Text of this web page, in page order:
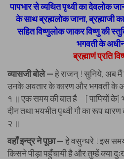
पापभार से व्यथित पृथ्वी का देवलोक
के साथ ब्रह्मलोक जाना, ब्रह्माजी
सहित विष्णुलोक जाकर विष्णु की
भगवती के
ब्रह्माणं प्रति
व्यासजी बोले —हे राजन् ! सुनिये, अब मैं
उनके अवतार के कारण और भगवती के
१ ॥ एक समय की बात है – [ पापियों
दीन तथा भयभीत पृथ्वी गौ का रूप
२ ॥
वहाँ इन्द्र ने पूछा —हे वसुन्धरे ! इस
किसने पीड़ा पहुँचायी है और तुम्हें क्या